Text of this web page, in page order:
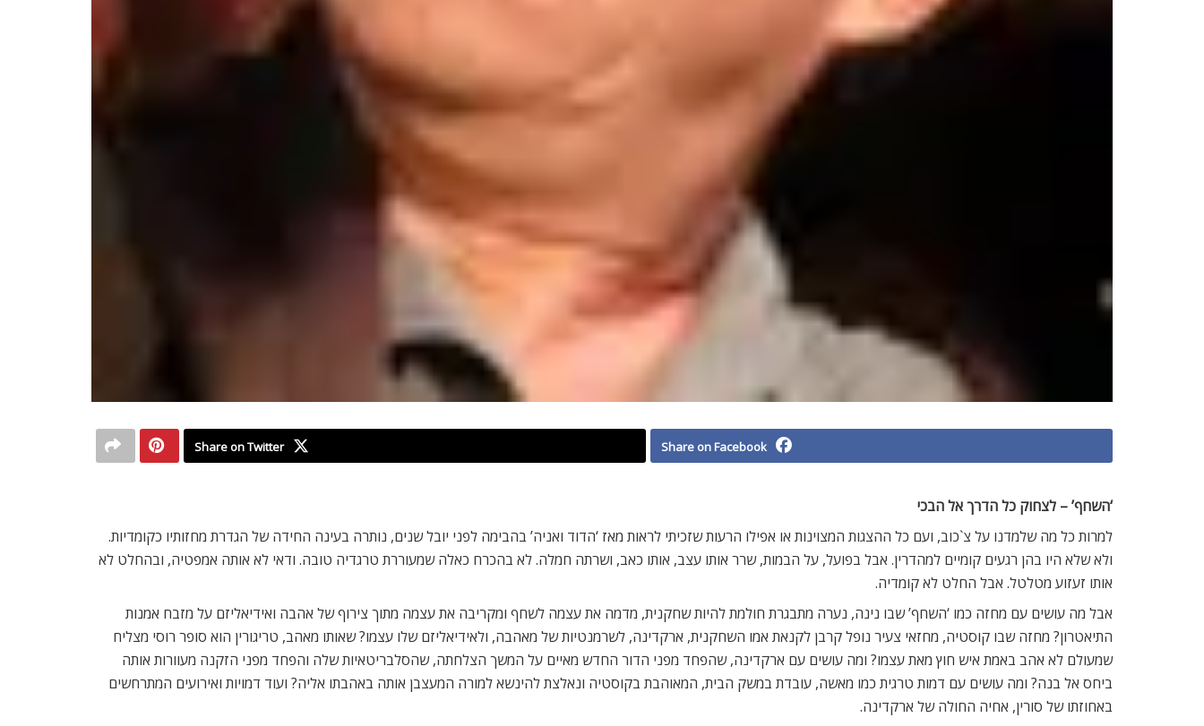
Share on Facebook
Share on Twitter
‘השחף’ – לצחוק כל הדרך אל הבכי
למרות כל מה שלמדנו על צ`כוב, ועם כל ההצגות המצוינות או אפילו הרעות שזכיתי לראות מאז ‘הדוד ואניה’ בהבימה לפני יובל שנים, נותרה בעינה החידה של הגדרת מחזותיו כקומדיות.
ולא שלא היו בהן רגעים קומיים למהדרין. אבל בפועל, על הבמות, שרר אותו עצב, אותו כאב, ושרתה חמלה. לא בהכרח כאלה שמעוררת טרגדיה טובה. ודאי לא אותה אמפטיה, ובהחלט לא
אותו זעזוע מטלטל. אבל החלט לא קומדיה.
אבל מה עושים עם מחזה כמו ‘השחף’ שבו נינה, נערה מתבגרת חולמת להיות שחקנית, מדמה את עצמה לשחף ומקריבה את עצמה מתוך צירוף של אהבה ואידיאליזם על מזבח אמנות
התיאטרון? מחזה שבו קוסטיה, מחזאי צעיר נופל קרבן לקנאת אמו השחקנית, ארקדינה, לשרמנטיות של מאהבה, ולאידיאליזם שלו עצמו? שאותו מאהב, טריגורין הוא סופר רוסי מצליח
שמעולם לא אהב באמת איש חוץ מאת עצמו? ומה עושים עם ארקדינה, שהפחד מפני הדור החדש מאיים על המשך הצלחתה, שהסלבריטאיות שלה והפחד מפני הזקנה מעוורות אותה
ביחס אל בנה? ומה עושים עם דמות טרגית כמו מאשה, עובדת במשק הבית, המאוהבת בקוסטיה ונאלצת להינשא למורה המעצבן אותה באהבתו אליה? ועוד דמויות ואירועים המתרחשים
באחוזתו של סורין, אחיה החולה של ארקדינה.